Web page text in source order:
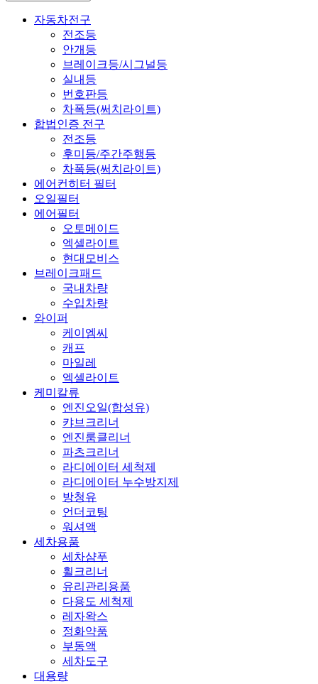
자동차전구
전조등
안개등
브레이크등/시그널등
실내등
번호판등
차폭등(써치라이트)
합법인증 전구
전조등
후미등/주간주행등
차폭등(써치라이트)
에어컨히터 필터
오일필터
에어필터
오토메이드
엑셀라이트
현대모비스
브레이크패드
국내차량
수입차량
와이퍼
케이엠씨
캐프
마일레
엑셀라이트
케미칼류
엔진오일(합성유)
캬브크리너
엔진룸클리너
파츠크리너
라디에이터 세척제
라디에이터 누수방지제
방청유
언더코팅
워셔액
세차용품
세차샴푸
휠크리너
유리관리용품
다용도 세척제
레자왁스
정화약품
부동액
세차도구
대용량